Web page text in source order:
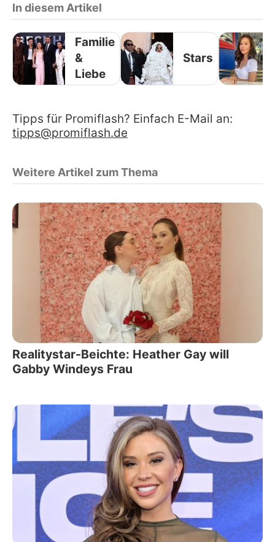
In diesem Artikel
Familie
&
Liebe
Stars
Tipps für Promiflash? Einfach E-Mail an:
tipps@promiflash.de
Weitere Artikel zum Thema
Realitystar-Beichte: Heather Gay will
Gabby Windeys Frau